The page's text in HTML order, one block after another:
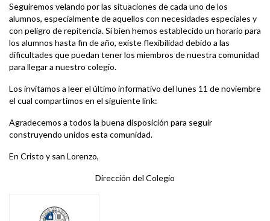
Seguiremos velando por las situaciones de cada uno de los
alumnos, especialmente de aquellos con necesidades especiales y
con peligro de repitencia. Si bien hemos establecido un horario para
los alumnos hasta fin de año, existe flexibilidad debido a las
dificultades que puedan tener los miembros de nuestra comunidad
para llegar a nuestro colegio.
Los invitamos a leer el último informativo del lunes 11 de noviembre
el cual compartimos en el siguiente link:
Agradecemos a todos la buena disposición para seguir
construyendo unidos esta comunidad.
En Cristo y san Lorenzo,
Dirección del Colegio